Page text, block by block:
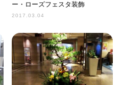
ー・ローズフェスタ装飾
2017.03.04